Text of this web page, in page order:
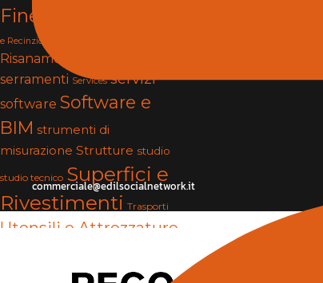
commerciale@edilsocialnetwork.it
Finestre
e Recinzioni
Risanamento e Restauro
serramenti Services servizi
software Software e
BIM strumenti di
misurazione Strutture studio
studio tecnico Superfici e
Rivestimenti Trasporti
Utensili e Attrezzature